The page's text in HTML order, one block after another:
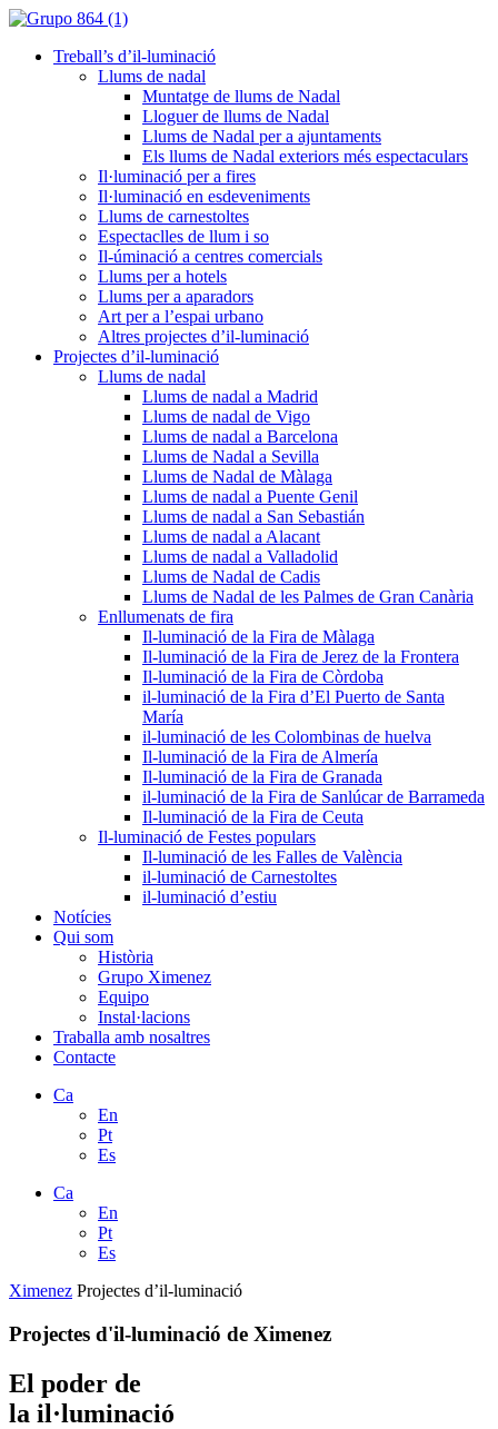
Treball’s d’il-luminació
Llums de nadal
Muntatge de llums de Nadal
Lloguer de llums de Nadal
Llums de Nadal per a ajuntaments
Els llums de Nadal exteriors més espectaculars
Il·luminació per a fires
Il·luminació en esdeveniments
Llums de carnestoltes
Espectaclles de llum i so
Il-úminació a centres comercials
Llums per a hotels
Llums per a aparadors
Art per a l’espai urbano
Altres projectes d’il-luminació
Projectes d’il-luminació
Llums de nadal
Llums de nadal a Madrid
Llums de nadal de Vigo
Llums de nadal a Barcelona
Llums de Nadal a Sevilla
Llums de Nadal de Màlaga
Llums de nadal a Puente Genil
Llums de nadal a San Sebastián
Llums de nadal a Alacant
Llums de nadal a Valladolid
Llums de Nadal de Cadis
Llums de Nadal de les Palmes de Gran Canària
Enllumenats de fira
Il-luminació de la Fira de Màlaga
Il-luminació de la Fira de Jerez de la Frontera
Il-luminació de la Fira de Còrdoba
il-luminació de la Fira d’El Puerto de Santa
María
il-luminació de les Colombinas de huelva
Il-luminació de la Fira de Almería
Il-luminació de la Fira de Granada
il-luminació de la Fira de Sanlúcar de Barrameda
Il-luminació de la Fira de Ceuta
Il-luminació de Festes populars
Il-luminació de les Falles de València
il-luminació de Carnestoltes
il-luminació d’estiu
Notícies
Qui som
Història
Grupo Ximenez
Equipo
Instal·lacions
Traballa amb nosaltres
Contacte
Ca
En
Pt
Es
Ca
En
Pt
Es
Ximenez Projectes d’il-luminació
Projectes d'il-luminació de Ximenez
El poder de
la il·luminació